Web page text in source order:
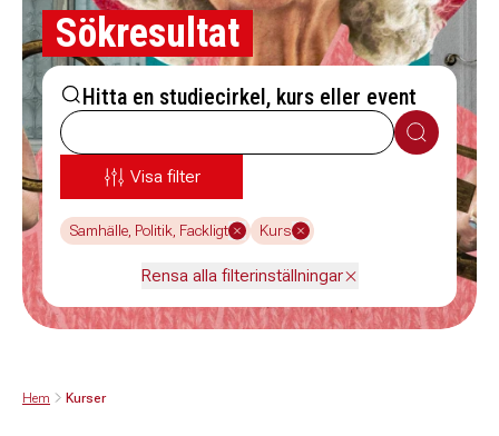
Sökresultat
Hitta en studiecirkel, kurs eller event
Sök
Visa filter
Samhälle, Politik, Fackligt Kurs
Rensa alla filterinställningar
Hem Kurser